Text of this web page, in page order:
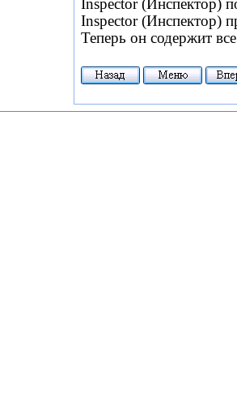
Inspector(Инспектор)
Inspector(Инспектор)
Теперь он содержит